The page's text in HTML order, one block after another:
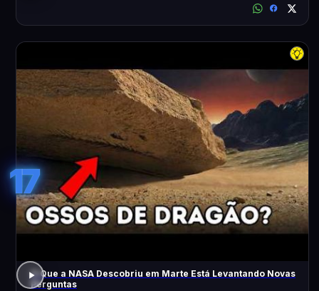
17
O Que a NASA Descobriu em Marte Está Levantando Novas
Perguntas